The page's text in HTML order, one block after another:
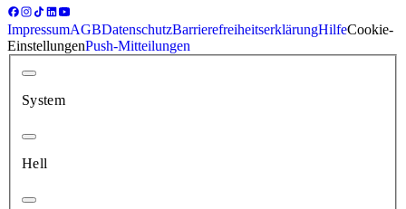
ImpressumAGBDatenschutzBarrierefreiheitserklärungHilfeCookie-
EinstellungenPush-Mitteilungen
System
Hell